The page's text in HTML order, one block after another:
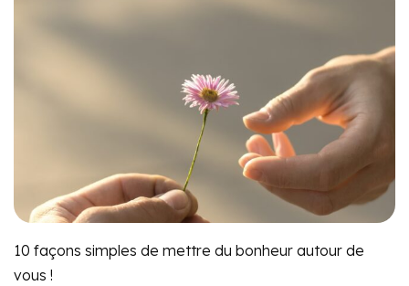
10 façons simples de mettre du bonheur autour de
vous !